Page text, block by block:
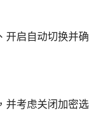
开启自动切换并确
并考虑关闭加密选